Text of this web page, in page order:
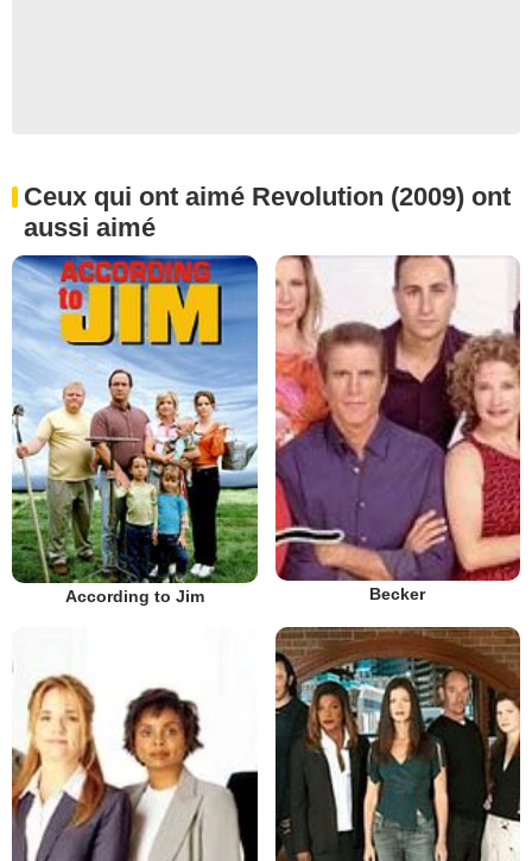
Ceux qui ont aimé Revolution (2009) ont
aussi aimé
According to Jim Becker